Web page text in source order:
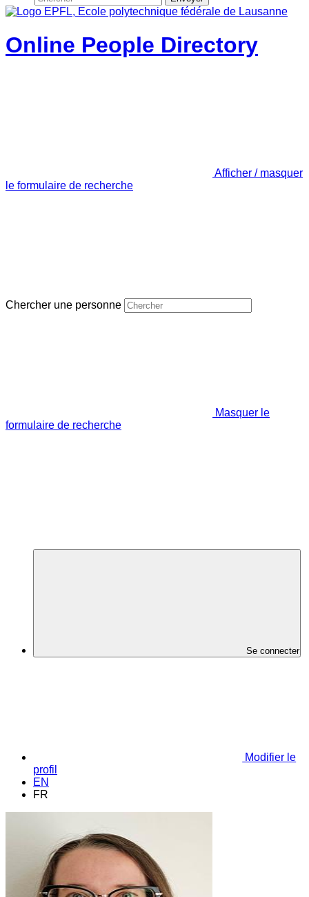
Online People Directory
Afficher / masquer
le formulaire de recherche
Chercher une personne
Masquer le
formulaire de recherche
Se connecter
Modifier le
profil
EN
FR